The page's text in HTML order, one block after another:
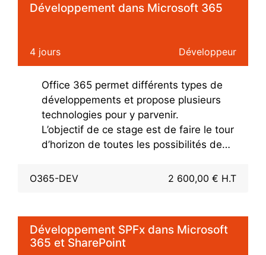
situation de mobilité) et tout le temps
Développement dans Microsoft 365
4 jours Développeur
Office 365 permet différents types de
développements et propose plusieurs
technologies pour y parvenir.
L’objectif de ce stage est de faire le tour
d’horizon de toutes les possibilités de
méthodes de déploiement pour
donné.
Le stage est progressif en partant de
l’extérieur et allant au fur et à mesure
O365-DEV 2 600,00 € H.T
Développement SPFx dans Microsoft
365 et SharePoint